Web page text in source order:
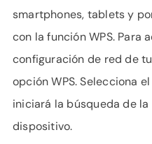
smartphones, tablets y
con la función WPS. Para
configuración de red de
opción WPS. Selecciona
iniciará la búsqueda de
dispositivo.